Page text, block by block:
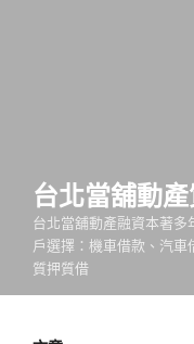
台北當舖動
台北當舖動產融資本著
戶選擇：機車借款、汽車
質押質借